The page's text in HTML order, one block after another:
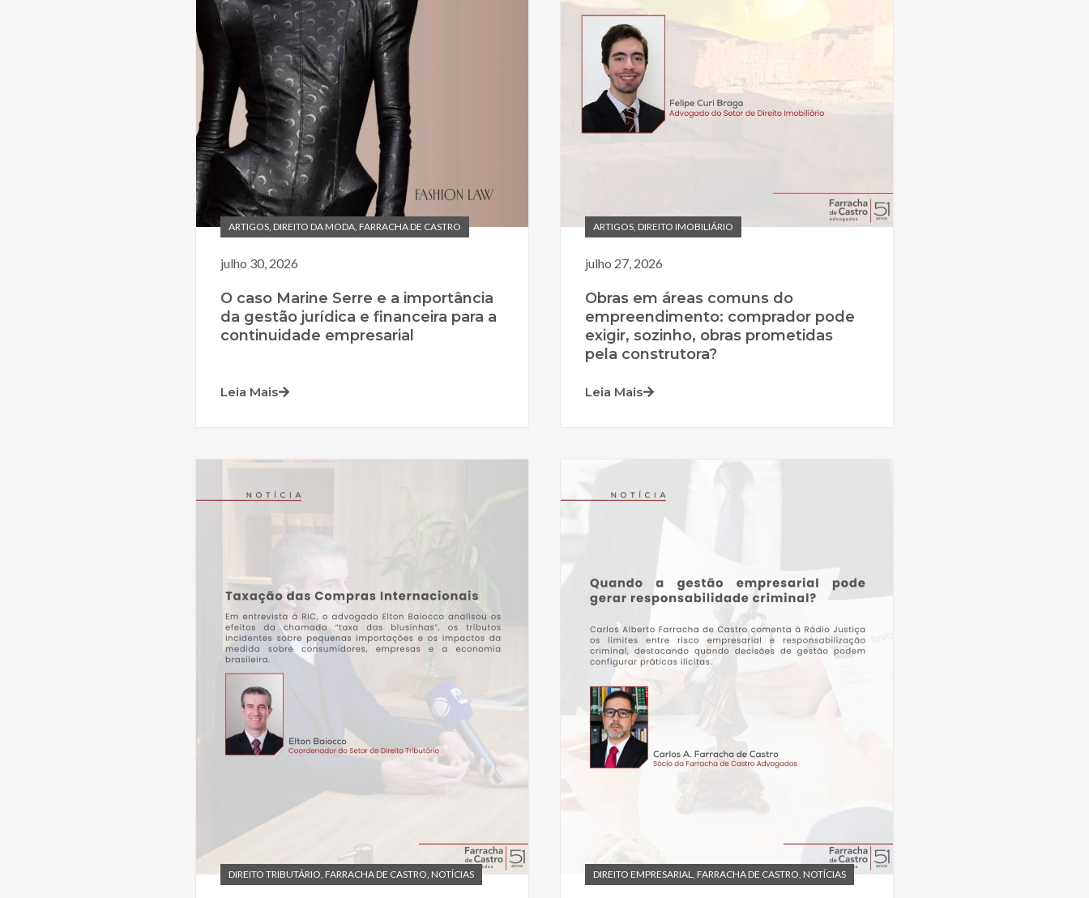
ARTIGOS DIREITO DA MODA FARRACHA DE CASTRO
julho 30, 2026
O caso Marine Serre e a importância
da gestão jurídica e financeira para a
continuidade empresarial
Leia Mais
ARTIGOS DIREITO IMOBILIÁRIO
julho 27, 2026
Obras em áreas comuns do
empreendimento: comprador pode
exigir, sozinho, obras prometidas
pela construtora?
Leia Mais
DIREITO TRIBUTÁRIO, FARRACHA DE CASTRO, NOTÍCIAS DIREITO EMPRESARIAL, FARRACHA DE CASTRO, NOTÍCIAS